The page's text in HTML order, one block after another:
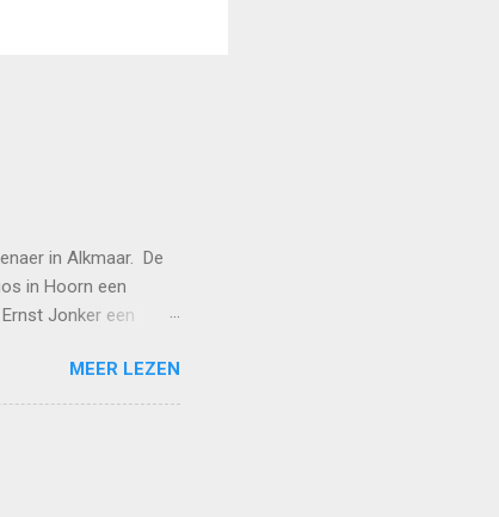
in Alkmaar. De
in Hoorn een
Jonker een
komt dus later,
songs. Tot dan!
#tribe-
MEER LEZEN